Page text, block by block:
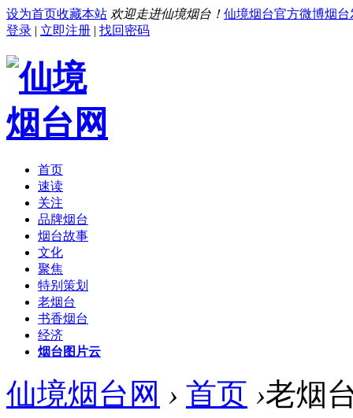
设为首页收藏本站 欢迎走进仙境烟台！ 仙境烟台官方微博烟台
登录 | 立即注册 | 找回密码
首页
速读
关注
品牌烟台
烟台故事
文化
聚焦
特别策划
老烟台
书香烟台
经济
烟台图片云
仙境烟台网 › 首页 ›老烟